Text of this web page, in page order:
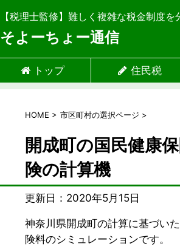
【税理士監修】難しく複雑な税金制度
そよーちょー通信
トップ 住民税
HOME > 市区町村の選択ページ >
開成町の国民健康
険の計算機
更新日： 2020年5月15日
神奈川県開成町の計算に基づい
険料のシミュレーションです。